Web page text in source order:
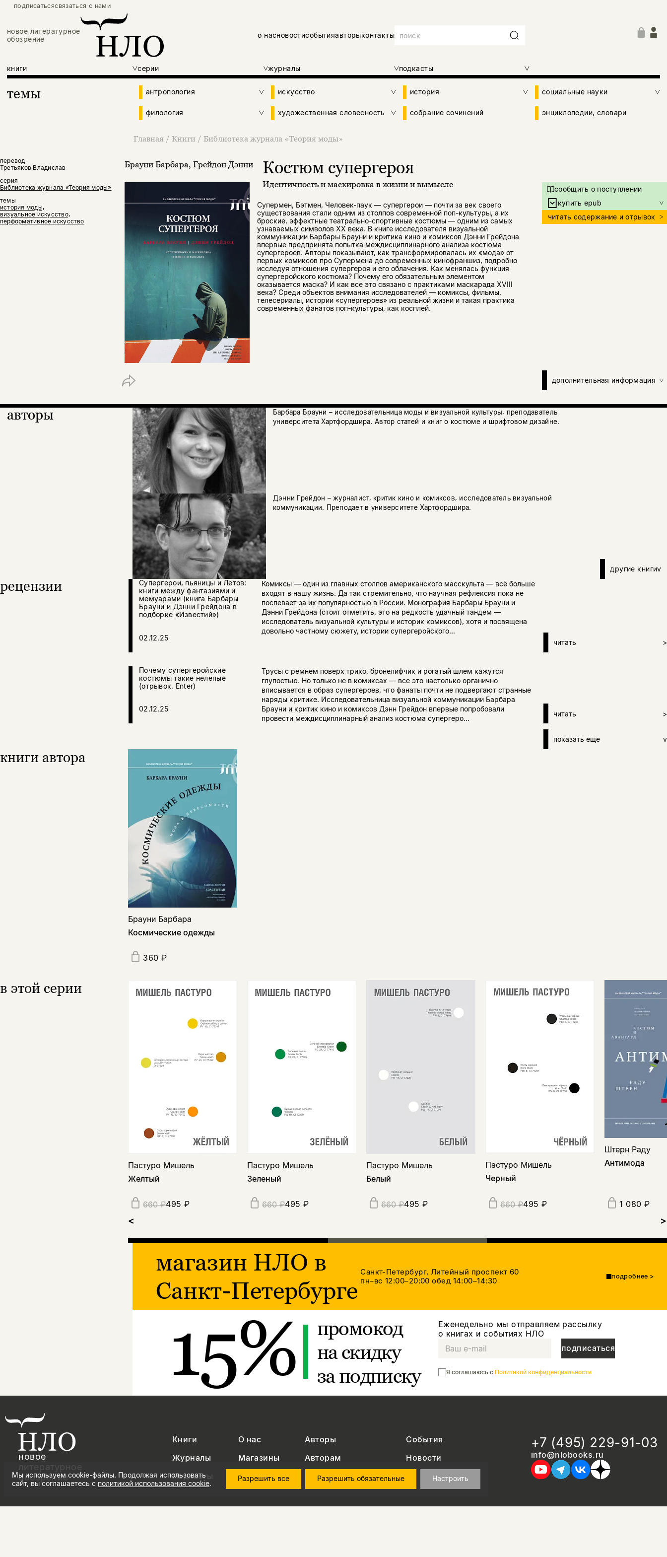
подписатьсясвязаться с нами
новое литературное
обозрение
о насновостисобытияавторыконтакты
книги серии журналы подкасты
темы антропология искусство история социальные науки
филология художественная словесность собрание сочинений энциклопедии, словари
Главная / Книги / Библиотека журнала «Теория моды»
перевод
Третьяков Владислав
серия
Библиотека журнала «Теория моды»
темы
история моды,
визуальное искусство,
перформативное искусство
Брауни Барбара, Грейдон Дэнни Костюм супергероя
Идентичность и маскировка в жизни и вымысле
Супермен, Бэтмен, Человек-паук — супергерои — почти за век своего
существования стали одним из столпов современной поп-культуры, а их
броские, эффектные театрально-спортивные костюмы — одним из самых
узнаваемых символов XX века. В книге исследователя визуальной
коммуникации Барбары Брауни и критика кино и комиксов Дэнни Грейдона
впервые предпринята попытка междисциплинарного анализа костюма
супергероев. Авторы показывают, как трансформировалась их «мода» от
первых комиксов про Супермена до современных кинофраншиз, подробно
исследуя отношения супергероя и его облачения. Как менялась функция
супергеройского костюма? Почему его обязательным элементом
оказывается маска? И как все это связано с практиками маскарада XVIII
века? Среди объектов внимания исследователей — комиксы, фильмы,
телесериалы, истории «супергероев» из реальной жизни и такая практика
современных фанатов поп-культуры, как косплей.
сообщить о поступлении
купить epub
читать содержание и отрывок
дополнительная информация
авторы
Барбара Брауни – исследовательница моды и визуальной культуры, преподаватель
университета Хартфордшира. Автор статей и книг о костюме и шрифтовом дизайне.
Дэнни Грейдон – журналист, критик кино и комиксов, исследователь визуальной
коммуникации. Преподает в университете Хартфордшира.
другие книгиv
рецензии
Супергерои, пьяницы и Летов:
книги между фантазиями и
мемуарами (книга Барбары
Брауни и Дэнни Грейдона в
подборке «Известий»)
02.12.25
Комиксы — один из главных столпов американского масскульта — всё больше
входят в нашу жизнь. Да так стремительно, что научная рефлексия пока не
поспевает за их популярностью в России. Монография Барбары Брауни и
Дэнни Грейдона (стоит отметить, это на редкость удачный тандем —
исследователь визуальной культуры и историк комиксов), хотя и посвящена
довольно частному сюжету, истории супергеройского...
читать
>
Почему супергеройские
костюмы такие нелепые
(отрывок, Enter)
02.12.25
Трусы с ремнем поверх трико, бронелифчик и рогатый шлем кажутся
глупостью. Но только не в комиксах — все это настолько органично
вписывается в образ супергероев, что фанаты почти не подвергают странные
наряды критике. Исследовательница визуальной коммуникации Барбара
Брауни и критик кино и комиксов Дэнн Грейдон впервые попробовали
провести междисциплинарный анализ костюма супергеро...
читать >
показать еще v
книги автора
Брауни Барбара
Космические одежды
360 ₽
в этой серии
Пастуро Мишель
Желтый
660 ₽495 ₽
Пастуро Мишель
Зеленый
660 ₽495 ₽
Пастуро Мишель
Белый
660 ₽495 ₽
Пастуро Мишель
Черный
660 ₽495 ₽
Штерн Раду
Антимода
1 080 ₽
< >
магазин НЛО в
Санкт-Петербурге
Санкт-Петербург, Литейный проспект 60
пн–вс 12:00–20:00обед 14:00–14:30 подробнее >
15%
промокод
на скидку
за подписку
Еженедельно мы отправляем рассылку
о книгах и событиях НЛО
подписаться
Я соглашаюсь с Политикой конфиденциальности
новое
литературное
обозрение
Книги О нас Авторы
События
Журналы
Магазины Авторам
Новости
Подкасты
Контакты Вопросы и ответы
+7 (495) 229-91-03
info@nlobooks.ru
Мы используем cookie-файлы. Продолжая использовать
сайт, вы соглашаетесь с политикой использования cookie.
Разрешить все Разрешить обязательные Настроить